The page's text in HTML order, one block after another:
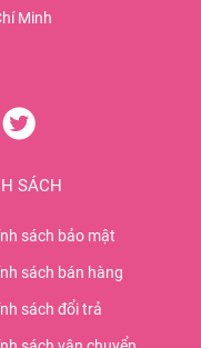
Minh
SÁCH
sách bảo mật
sách bán hàng
sách đổi trả